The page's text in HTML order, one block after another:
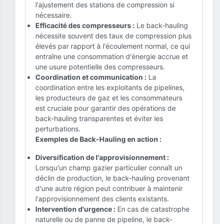
l'ajustement des stations de compression si
nécessaire.
Efficacité des compresseurs : Le back-hauling
nécessite souvent des taux de compression plus
élevés par rapport à l'écoulement normal, ce qui
entraîne une consommation d'énergie accrue et
une usure potentielle des compresseurs.
Coordination et communication : La
coordination entre les exploitants de pipelines,
les producteurs de gaz et les consommateurs
est cruciale pour garantir des opérations de
back-hauling transparentes et éviter les
perturbations.
Exemples de Back-Hauling en action :
Diversification de l'approvisionnement :
Lorsqu'un champ gazier particulier connaît un
déclin de production, le back-hauling provenant
d'une autre région peut contribuer à maintenir
l'approvisionnement des clients existants.
Intervention d'urgence : En cas de catastrophe
naturelle ou de panne de pipeline, le back-